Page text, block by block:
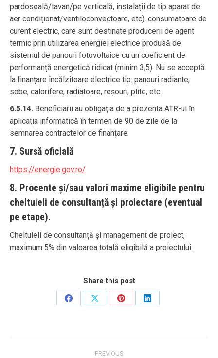
pardoseală/tavan/pe verticală, instalații de tip aparat de
aer condiționat/ventiloconvectoare, etc), consumatoare de
curent electric, care sunt destinate producerii de agent
termic prin utilizarea energiei electrice produsă de
sistemul de panouri fotovoltaice cu un coeficient de
performanță energetică ridicat (minim 3,5). Nu se acceptă
la finanțare încălzitoare electrice tip: panouri radiante,
sobe, calorifere, radiatoare, reșouri, plite, etc..
6.5.14. Beneficiarii au obligaţia de a prezenta ATR-ul în
aplicaţia informatică în termen de 90 de zile de la
semnarea contractelor de finanțare.
7. Sursă oficială
https://energie.gov.ro/
8. Procente și/sau valori maxime eligibile pentru
cheltuieli de consultanță și proiectare (eventual
pe etape).
Cheltuieli de consultanță și management de proiect,
maximum 5% din valoarea totală eligibilă a proiectului.
Share this post
Share
Share
Share
Share
PREVIOUS